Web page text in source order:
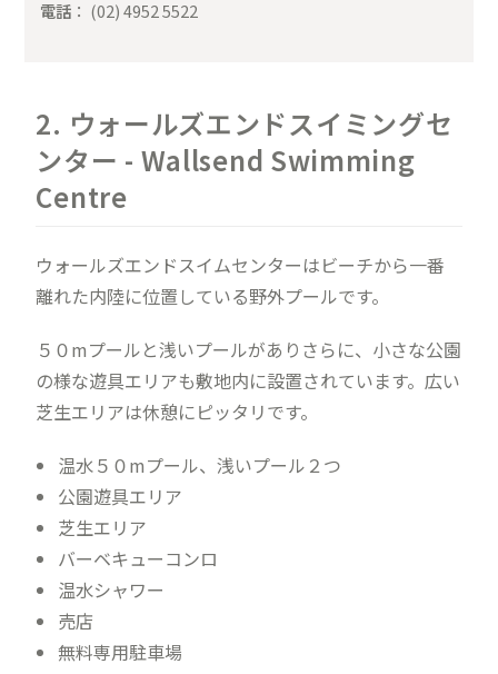
電話 ： (02) 4952 5522
2. ウォールズエンドスイミングセ
ンター - Wallsend Swimming
Centre
ウォールズエンドスイムセンターはビーチから一番
離れた内陸に位置している野外プールです。
５０mプールと浅いプールがありさらに、小さな公園
の様な遊具エリアも敷地内に設置されています。広い
芝生エリアは休憩にピッタリです。
温水５０mプール、浅いプール２つ
公園遊具エリア
芝生エリア
バーベキューコンロ
温水シャワー
売店
無料専用駐車場